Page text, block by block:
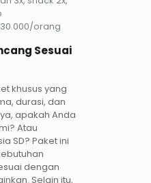
orang
Sesuai
khusus yang
durasi, dan
apakah Anda
Atau
SD? Paket ini
dengan
Selain itu,